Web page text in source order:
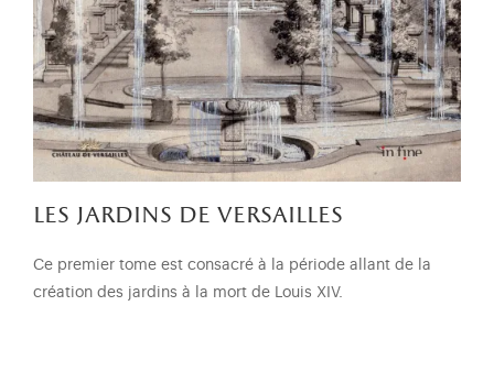
les jardins de versailles
Ce premier tome est consacré à la période allant de la
création des jardins à la mort de Louis XIV.